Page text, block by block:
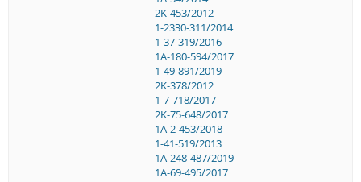
2K-453/2012
1-2330-311/2014
1-37-319/2016
1A-180-594/2017
1-49-891/2019
2K-378/2012
1-7-718/2017
2K-75-648/2017
1A-2-453/2018
1-41-519/2013
1A-248-487/2019
1A-69-495/2017